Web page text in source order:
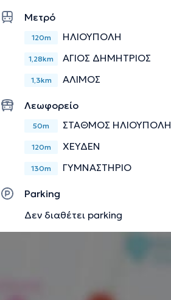
Μετρό
120m ΗΛΙΟΥΠΟΛΗ
1,28km ΑΓΙΟΣ ΔΗΜΗΤΡΙΟΣ
1,3km ΑΛΙΜΟΣ
Λεωφορείο
50m ΣΤΑΘΜΟΣ ΗΛΙΟΥΠΟΛΗ
120m ΧΕΥΔΕΝ
130m ΓΥΜΝΑΣΤΗΡΙΟ
Parking
Δεν διαθέτει parking